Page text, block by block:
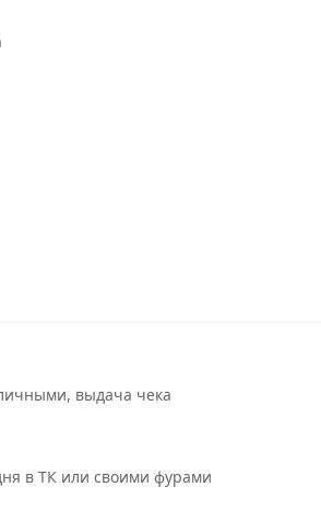
выдача чека
в ТК или своими фурами